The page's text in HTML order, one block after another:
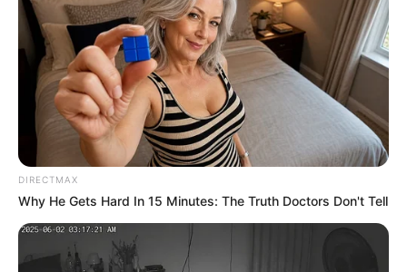
DIRECTMAX
Why He Gets Hard In 15 Minutes: The Truth Doctors Don't Tell